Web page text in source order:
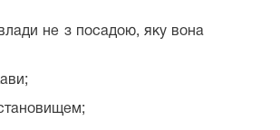
не з посадою, яку вона